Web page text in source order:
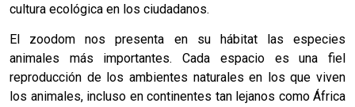
cultura ecológica en los ciudadanos.
El zoodom nos presenta en su hábitat las especies
animales más importantes. Cada espacio es una fiel
reproducción de los ambientes naturales en los que viven
los animales, incluso en continentes tan lejanos como África